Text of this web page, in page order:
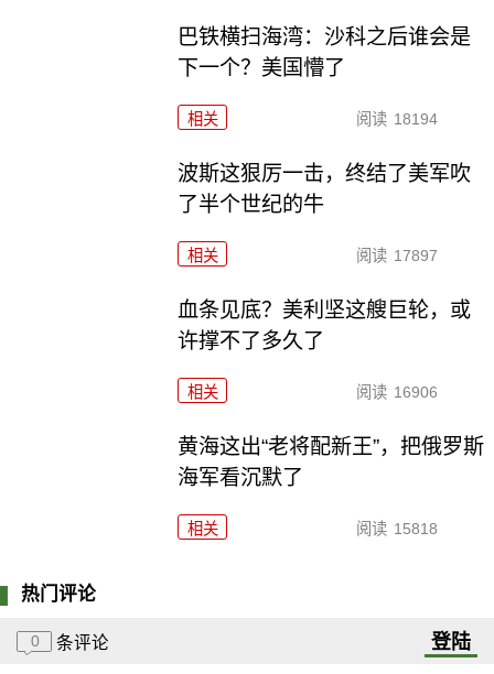
巴铁横扫海湾：沙科之后谁会是
下一个？美国懵了
相关 阅读 18194
波斯这狠厉一击，终结了美军吹
了半个世纪的牛
相关 阅读 17897
血条见底？美利坚这艘巨轮，或
许撑不了多久了
相关 阅读 16906
黄海这出“老将配新王”，把俄罗斯
海军看沉默了
相关 阅读 15818
热门评论
0 条评论 登陆